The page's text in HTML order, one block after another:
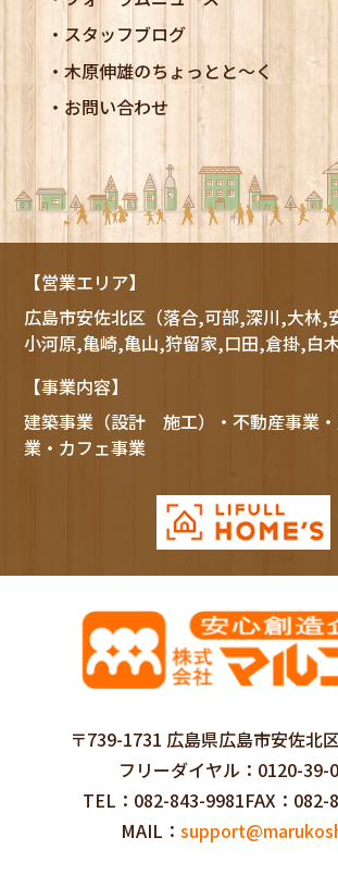
スタッフブログ
木原伸雄のちょっとと～く
お問い合わせ
【営業エリア】
広島市安佐北区（落合,可部,深川,大林,
小河原,亀崎,亀山,狩留家,口田,倉掛,白
【事業内容】
建築事業（設計 施工）・不動産事業
業・カフェ事業
〒739-1731 広島県広島市安佐北
フリーダイヤル
0120-39-
TEL
082-843-9981FAX
082-
MAIL